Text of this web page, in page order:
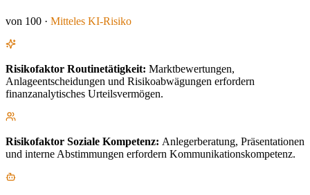
von 100 · Mitteles KI-Risiko
Risikofaktor Routinetätigkeit: Marktbewertungen,
Anlageentscheidungen und Risikoabwägungen erfordern
finanzanalytisches Urteilsvermögen.
Risikofaktor Soziale Kompetenz: Anlegerberatung, Präsentationen
und interne Abstimmungen erfordern Kommunikationskompetenz.